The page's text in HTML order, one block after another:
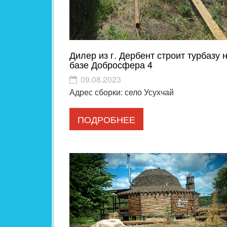
Дилер из г. Дербент строит турбазу
базе Добросфера 4
09.08.2023
Адрес сборки: село Усухчай
ПОДРОБНЕЕ